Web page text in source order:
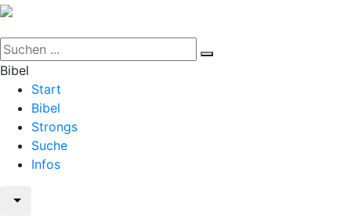
Bibel
Start
Bibel
Strongs
Suche
Infos